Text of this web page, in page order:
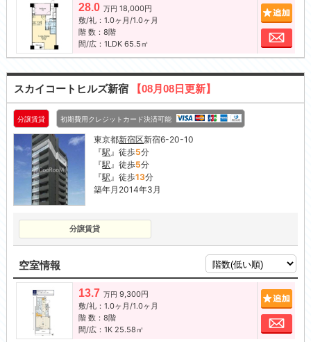
28.0 万円 18,000円
敷/礼：1.0ヶ月/1.0ヶ月
階 数：8階
間/広：1LDK 65.5㎡
お
スカイコートヒルズ新宿 【08月08日更新】
分譲賃貸 初期費用クレジットカード決済可能
東京都新宿区新宿6-20-10
『駅 』徒歩5分
『駅 』徒歩5分
『駅 』徒歩13分
築年月2014年3月
分譲賃貸
空室情報
13.7 万円 9,300円
敷/礼：1.0ヶ月/1.0ヶ月
階 数：8階
間/広：1K 25.58㎡
お